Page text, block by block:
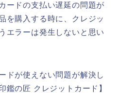
ードの支払い遅延の問題が
を購入する時に、クレジッ
エラーは発生しないと思い
ドが使えない問題が解決し
鑑の匠 クレジットカード】